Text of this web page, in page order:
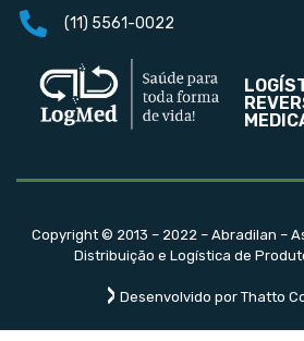
(11) 5561-0022
Copyright © 2013 – 2022 – Abradilan –
Distribuição e Logística de
Desenvolvido por Thatto